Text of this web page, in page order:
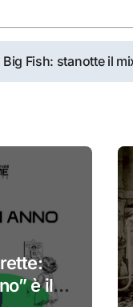
Big Fish: stanotte il
è il